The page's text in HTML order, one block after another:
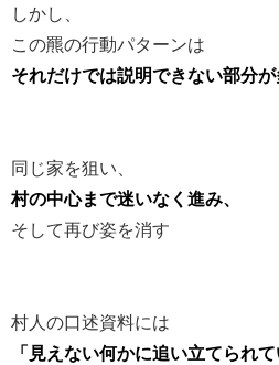
しかし、
この羆の行動パターンは
それだけでは説明できない部分
同じ家を狙い、
村の中心まで迷いなく進み、
そして再び姿を消す
村人の口述資料には
「見えない何かに追い立てられて